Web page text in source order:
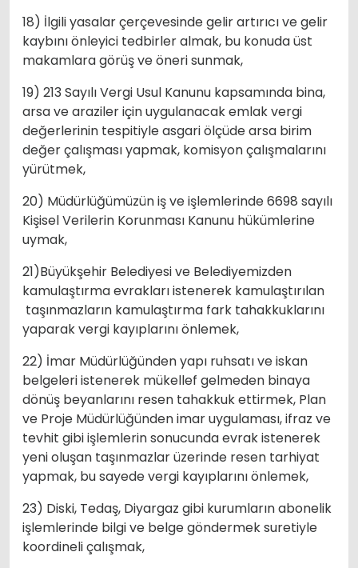
18) İlgili yasalar çerçevesinde gelir artırıcı ve gelir
kaybını önleyici tedbirler almak, bu konuda üst
makamlara görüş ve öneri sunmak,
19) 213 Sayılı Vergi Usul Kanunu kapsamında bina,
arsa ve araziler için uygulanacak emlak vergi
değerlerinin tespitiyle asgari ölçüde arsa birim
değer çalışması yapmak, komisyon çalışmalarını
yürütmek,
20) Müdürlüğümüzün iş ve işlemlerinde 6698 sayılı
Kişisel Verilerin Korunması Kanunu hükümlerine
uymak,
21)Büyükşehir Belediyesi ve Belediyemizden
kamulaştırma evrakları istenerek kamulaştırılan
taşınmazların kamulaştırma fark tahakkuklarını
yaparak vergi kayıplarını önlemek,
22) İmar Müdürlüğünden yapı ruhsatı ve iskan
belgeleri istenerek mükellef gelmeden binaya
dönüş beyanlarını resen tahakkuk ettirmek, Plan
ve Proje Müdürlüğünden imar uygulaması, ifraz ve
tevhit gibi işlemlerin sonucunda evrak istenerek
yeni oluşan taşınmazlar üzerinde resen tarhiyat
yapmak, bu sayede vergi kayıplarını önlemek,
23) Diski, Tedaş, Diyargaz gibi kurumların abonelik
işlemlerinde bilgi ve belge göndermek suretiyle
koordineli çalışmak,